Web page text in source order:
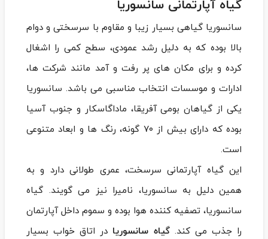
گیاه آپارتمانی سانسوریا
سانسوریا گیاهی بسیار زیبا و مقاوم با سرسختی و دوام
بالا بوده که به دلیل رشد عمودی، سطح کمی را اشغال
کرده و برای مکان های پر رفت و آمد مانند شرکت ها،
ادارات و موسسات انتخاب مناسبی می باشد. سانسوریا
یکی از گیاهان بومی آفریقا، ماداگاسکار و جنوب آسیا
بوده که دارای بیش از ۷۰ گونه، رنگ‌ ها و ابعاد متنوعی
است.
این گیاه آپارتمانی سرسخت، عمری طولانی دارد و به
همین دلیل به سانسوریا، نامیرا نیز می‌ گویند. گیاه
سانسوریا، تصفیه کننده هوا بوده و سموم داخل آپارتمان
را جذب می کند.گیاه سانسوریا در اتاق خواب بسیار